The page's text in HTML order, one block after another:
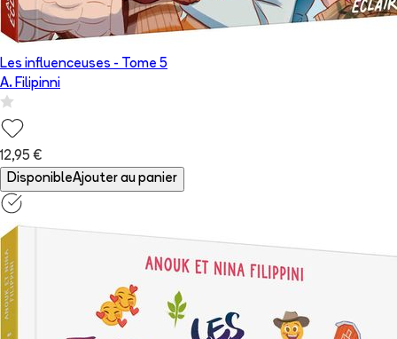
Les influenceuses - Tome 5
A. Filipinni
12,95 €
DisponibleAjouter au panier